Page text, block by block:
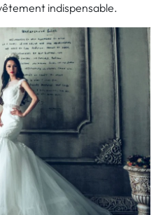
indispensable.